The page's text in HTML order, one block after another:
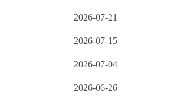
2026-07-21
2026-07-15
2026-07-04
2026-06-26